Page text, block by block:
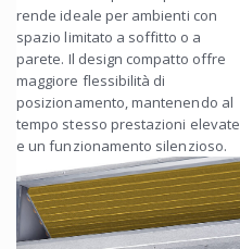
rende ideale per ambienti con
spazio limitato a soffitto o a
parete. Il design compatto offre
maggiore flessibilità di
posizionamento, mantenendo al
tempo stesso prestazioni elevate
e un funzionamento silenzioso.